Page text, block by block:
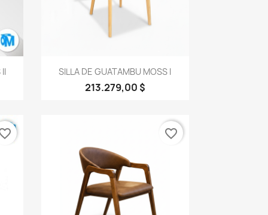
Vista rápida
SILLA DE GUATAMBU MOSS I
213.279,00 $
favorite_border